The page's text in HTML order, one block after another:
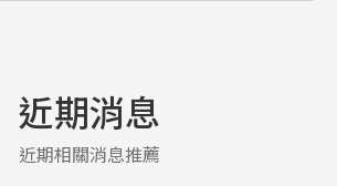
近期消息
近期相關消息推薦